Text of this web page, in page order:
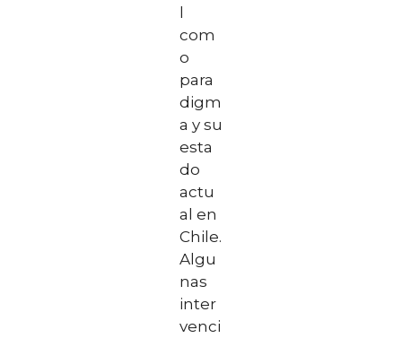
l
com
o
para
digm
a y su
esta
do
actu
al en
Chile.
Algu
nas
inter
venci